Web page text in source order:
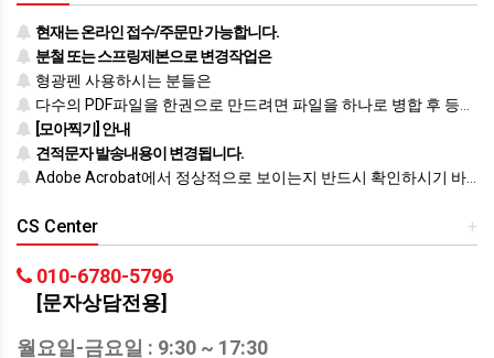
현재는 온라인 접수/주문만 가능합니다.
분철 또는 스프링제본으로 변경작업은
형광펜 사용하시는 분들은
다수의 PDF파일을 한권으로 만드려면 파일을 하나로 병합 후 등록하시기 바랍니다.
[모아찍기] 안내
견적문자 발송내용이 변경됩니다.
Adobe Acrobat에서 정상적으로 보이는지 반드시 확인하시기 바랍니다.
+
CS Center
010-6780-5796
[문자상담전용]
월요일-금요일 : 9:30 ~ 17:30